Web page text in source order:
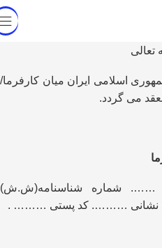
تعالی
اسلامی ایران میان کارفرما/
می گردد.
……. شماره شناسنامه(ش.ش)
………. کد پستی ……… .